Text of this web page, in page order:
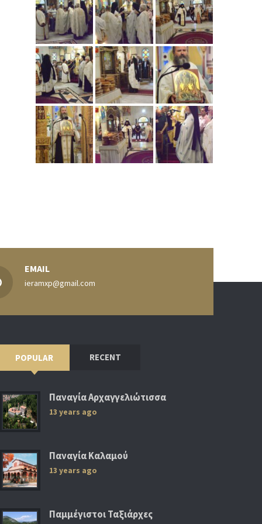
EMAIL
ieramxp@gmail.com
POPULAR RECENT
Παναγία Αρχαγγελιώτισσα
13 years ago
Παναγία Καλαμού
13 years ago
Παμμέγιστοι Ταξιάρχες